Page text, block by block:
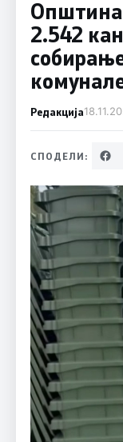
Општина
2.542
Редакција
СПОДЕЛИ: